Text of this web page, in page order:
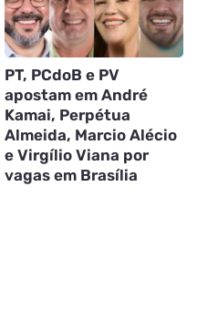
PT, PCdoB e PV
apostam em André
Kamai, Perpétua
Almeida, Marcio Alécio
e Virgílio Viana por
vagas em Brasília